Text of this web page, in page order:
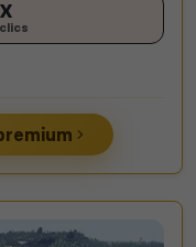
X
clics